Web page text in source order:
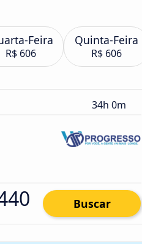
Feira
R$ 606
Quinta-Feira
R$ 606
34h 0m
Buscar